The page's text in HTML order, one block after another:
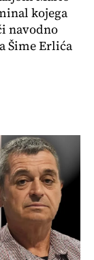
kojega
navodno
Šime Erlića